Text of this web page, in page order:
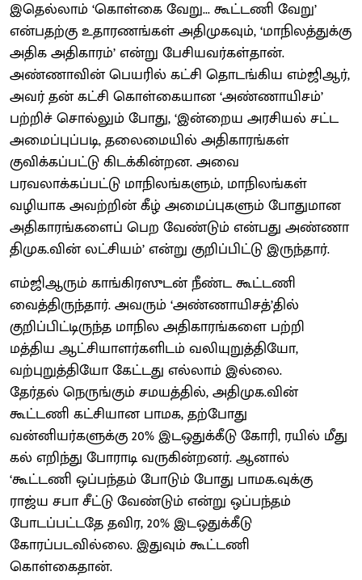
இதெல்லாம் ‘கொள்கை வேறு... கூட்டணி வேறு’
என்பதற்கு உதாரணங்கள் அதிமுகவும், ‘மாநிலத்துக்கு
அதிக அதிகாரம்’ என்று பேசியவர்கள்தான்.
அண்ணாவின் பெயரில் கட்சி தொடங்கிய எம்ஜிஆர்,
அவர் தன் கட்சி கொள்கையான ‘அண்ணாயிசம்’
பற்றிச் சொல்லும் போது, ‘இன்றைய அரசியல் சட்ட
அமைப்புப்படி, தலைமையில் அதிகாரங்கள்
குவிக்கப்பட்டு கிடக்கின்றன. அவை
பரவலாக்கப்பட்டு மாநிலங்களும், மாநிலங்கள்
வழியாக அவற்றின் கீழ் அமைப்புகளும் போதுமான
அதிகாரங்களைப் பெற வேண்டும் என்பது அண்ணா
திமுக.வின் லட்சியம்’ என்று குறிப்பிட்டு இருந்தார்.
எம்ஜிஆரும் காங்கிரஸுடன் நீண்ட கூட்டணி
வைத்திருந்தார். அவரும் ‘அண்ணாயிசத்’தில்
குறிப்பிட்டிருந்த மாநில அதிகாரங்களை பற்றி
மத்திய ஆட்சியாளர்களிடம் வலியுறுத்தியோ,
வற்புறுத்தியோ கேட்டது எல்லாம் இல்லை.
தேர்தல் நெருங்கும் சமயத்தில், அதிமுக.வின்
கூட்டணி கட்சியான பாமக, தற்போது
வன்னியர்களுக்கு 20% இடஒதுக்கீடு கோரி, ரயில் மீது
கல் எறிந்து போராடி வருகின்றனர். ஆனால்
‘கூட்டணி ஒப்பந்தம் போடும் போது பாமக.வுக்கு
ராஜ்ய சபா சீட்டு வேண்டும் என்று ஒப்பந்தம்
போடப்பட்டதே தவிர, 20% இடஒதுக்கீடு
கோரப்படவில்லை. இதுவும் கூட்டணி
கொள்கைதான்.